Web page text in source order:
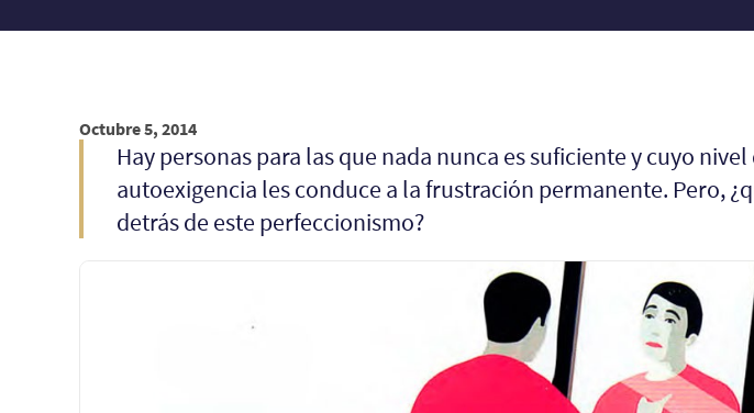
Octubre 5, 2014
Hay personas para las que nada nunca es suficiente y cuyo nivel
autoexigencia les conduce a la frustración permanente. Pero,
detrás de este perfeccionismo?